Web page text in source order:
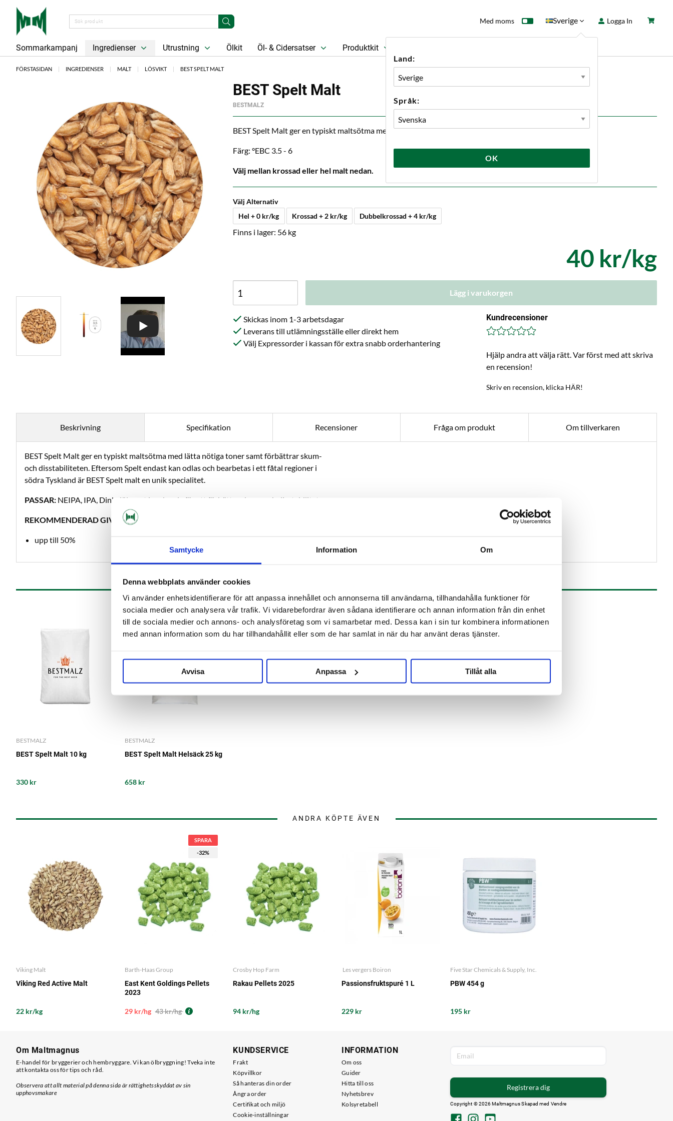
Samtycke Information Om
Denna webbplats använder cookies
Vi använder enhetsidentifierare för att anpassa innehållet och annonserna till användarna, tillhandahålla funktioner för
sociala medier och analysera vår trafik. Vi vidarebefordrar även sådana identifierare och annan information från din enhet
till de sociala medier och annons- och analysföretag som vi samarbetar med. Dessa kan i sin tur kombinera informationen
med annan information som du har tillhandahållit eller som de har samlat in när du har använt deras tjänster.
Avvisa Anpassa Tillåt alla
Med moms Sverige
Land:
Språk:
OK
Logga In
Sommarkampanj Ingredienser Utrustning Ölkit Öl- & Cidersatser Produktkit
FÖRSTASIDAN INGREDIENSER MALT LÖSVIKT BEST SPELT MALT
BEST Spelt Malt
BESTMALZ
BEST Spelt Malt ger en typiskt maltsötma med lätta nötiga toner samt förbättrar skum- och disstabiliteten.
Färg: °EBC 3.5 - 6
Välj mellan krossad eller hel malt nedan.
Välj Alternativ
Hel + 0 kr/kg
Krossad + 2 kr/kg Dubbelkrossad + 4 kr/kg
Finns i lager: 56 kg
40 kr/kg
Lägg i varukorgen
Skickas inom 1-3 arbetsdagar
Leverans till utlämningsställe eller direkt hem
Välj Expressorder i kassan för extra snabb orderhantering
Kundrecensioner
Hjälp andra att välja rätt. Var först med att skriva
en recension!
Skriv en recension, klicka HÄR!
Beskrivning Specifikation Recensioner Fråga om produkt Om tillverkaren
BEST Spelt Malt ger en typiskt maltsötma med lätta nötiga toner samt förbättrar skum-
och disstabiliteten. Eftersom Spelt endast kan odlas och bearbetas i ett fåtal regioner i
södra Tyskland är BEST Spelt malt en unik specialitet.
PASSAR: NEIPA, IPA, Dinkelöl samt i andra ale för att förbättra skum- och disstabiliteten.
REKOMMENDERAD GIVA:
upp till 50%
BESTMALZ
BEST Spelt Malt 10 kg
330 kr
BESTMALZ
BEST Spelt Malt Helsäck 25 kg
658 kr
ANDRA KÖPTE ÄVEN
Viking Malt
Viking Red Active Malt
22 kr/kg
SPARA
-32%
Barth-Haas Group
East Kent Goldings Pellets
2023
29 kr/hg 43 kr/hg
Crosby Hop Farm
Rakau Pellets 2025
94 kr/hg
Les vergers Boiron
Passionsfruktspuré 1 L
229 kr
Five Star Chemicals & Supply, Inc.
PBW 454 g
195 kr
Om Maltmagnus
E-handel för bryggerier och hembryggare. Vi kan ölbryggning! Tveka inte
att kontakta oss för tips och råd.
Observera att allt material på denna sida är rättighetsskyddat av sin
upphovsmakare
KUNDSERVICE
Frakt
Köpvillkor
Så hanteras din order
Ångra order
Certifikat och miljö
Cookie-inställningar
INFORMATION
Om oss
Guider
Hitta till oss
Nyhetsbrev
Kolsyretabell
Registrera dig
Copyright © 2026 Maltmagnus Skapad med Vendre